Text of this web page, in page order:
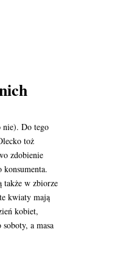
nie). Do tego
toż
zdobienie
także w zbiorze
kwiaty mają
kobiet,
a masa